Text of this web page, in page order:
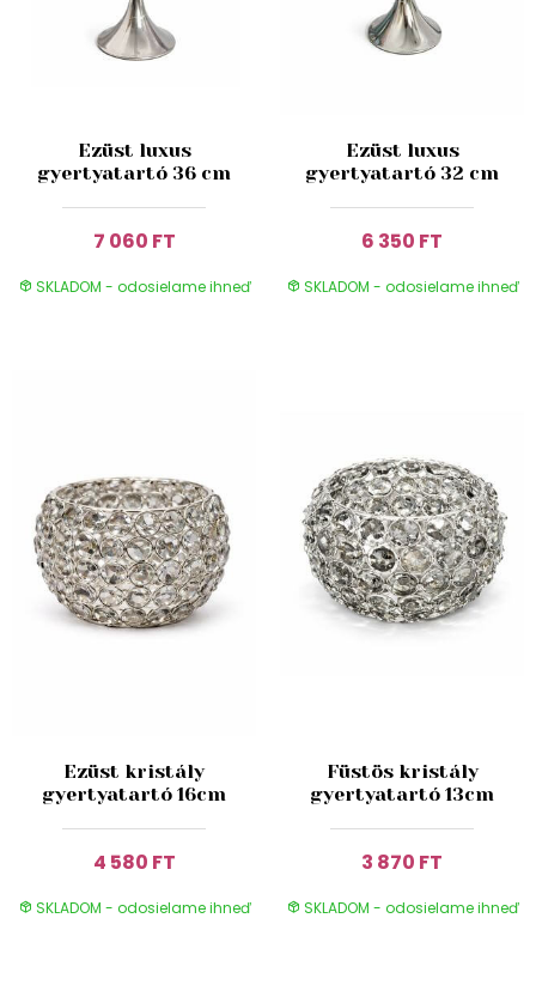
Ezüst luxus
gyertyatartó 36 cm
7 060 FT
SKLADOM - odosielame ihneď
Ezüst luxus
gyertyatartó 32 cm
6 350 FT
SKLADOM - odosielame ihneď
Ezüst kristály
gyertyatartó 16cm
4 580 FT
SKLADOM - odosielame ihneď
Füstös kristály
gyertyatartó 13cm
3 870 FT
SKLADOM - odosielame ihneď